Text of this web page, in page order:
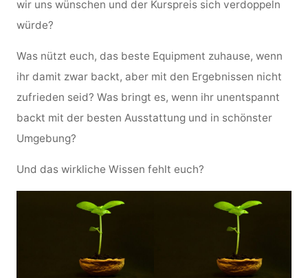
wir uns wünschen und der Kurspreis sich verdoppeln
würde?
Was nützt euch, das beste Equipment zuhause, wenn
ihr damit zwar backt, aber mit den Ergebnissen nicht
zufrieden seid? Was bringt es, wenn ihr unentspannt
backt mit der besten Ausstattung und in schönster
Umgebung?
Und das wirkliche Wissen fehlt euch?